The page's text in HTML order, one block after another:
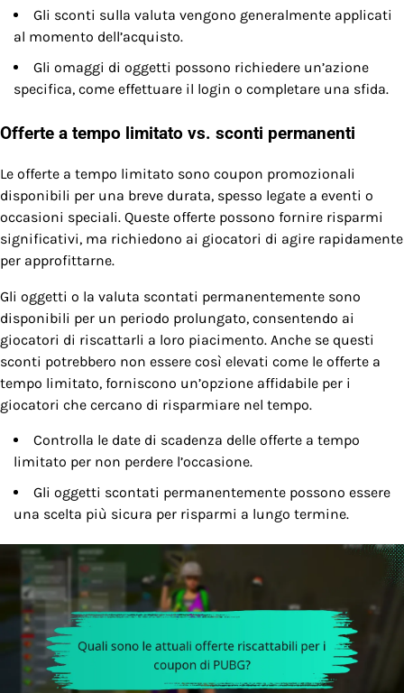
Gli sconti sulla valuta vengono generalmente applicati
al momento dell’acquisto.
Gli omaggi di oggetti possono richiedere un’azione
specifica, come effettuare il login o completare una sfida.
Offerte a tempo limitato vs. sconti permanenti
Le offerte a tempo limitato sono coupon promozionali
disponibili per una breve durata, spesso legate a eventi o
occasioni speciali. Queste offerte possono fornire risparmi
significativi, ma richiedono ai giocatori di agire rapidamente
per approfittarne.
Gli oggetti o la valuta scontati permanentemente sono
disponibili per un periodo prolungato, consentendo ai
giocatori di riscattarli a loro piacimento. Anche se questi
sconti potrebbero non essere così elevati come le offerte a
tempo limitato, forniscono un’opzione affidabile per i
giocatori che cercano di risparmiare nel tempo.
Controlla le date di scadenza delle offerte a tempo
limitato per non perdere l’occasione.
Gli oggetti scontati permanentemente possono essere
una scelta più sicura per risparmi a lungo termine.